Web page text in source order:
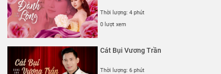
Thời lượng: 4 phút
0 lượt xem
Cát Bụi Vương Trần
Thời lượng: 6 phút